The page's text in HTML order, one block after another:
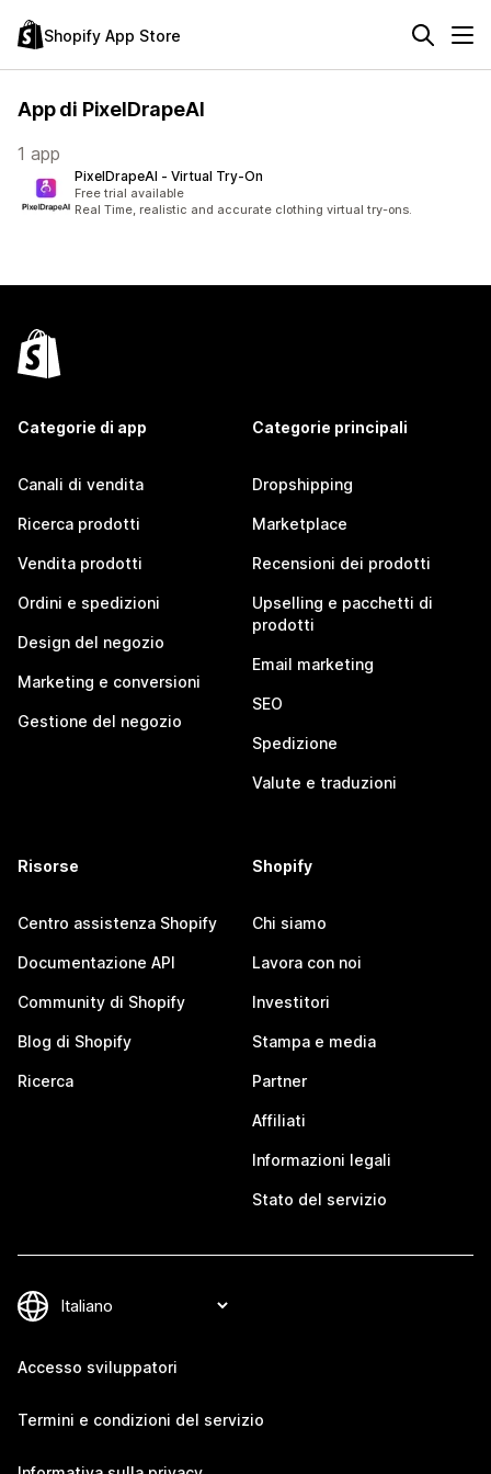
Shopify App Store
App di PixelDrapeAI
1 app
PixelDrapeAI ‑ Virtual Try‑On
Free trial available
Real Time, realistic and accurate clothing virtual try-ons.
Categorie di app
Canali di vendita
Ricerca prodotti
Vendita prodotti
Ordini e spedizioni
Design del negozio
Marketing e conversioni
Gestione del negozio
Categorie principali
Dropshipping
Marketplace
Recensioni dei prodotti
Upselling e pacchetti di
prodotti
Email marketing
SEO
Spedizione
Valute e traduzioni
Risorse
Centro assistenza Shopify
Documentazione API
Community di Shopify
Blog di Shopify
Ricerca
Shopify
Chi siamo
Lavora con noi
Investitori
Stampa e media
Partner
Affiliati
Informazioni legali
Stato del servizio
Accesso sviluppatori
Termini e condizioni del servizio